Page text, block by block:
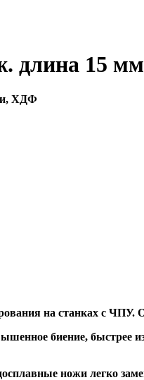
длина 15 мм
ХДФ
на станках с ЧПУ.
биение,
ножи легко